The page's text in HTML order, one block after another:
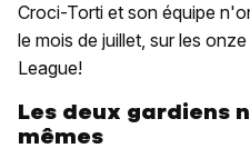
Croci-Torti et son équipe
le mois de juillet, sur les
League!
Les deux gardiens
mêmes